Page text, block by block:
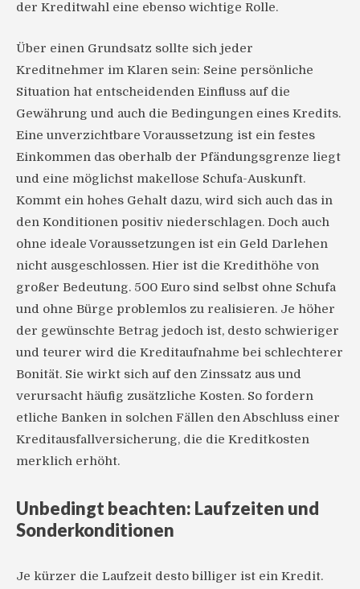
der Kreditwahl eine ebenso wichtige Rolle.
Über einen Grundsatz sollte sich jeder
Kreditnehmer im Klaren sein: Seine persönliche
Situation hat entscheidenden Einfluss auf die
Gewährung und auch die Bedingungen eines Kredits.
Eine unverzichtbare Voraussetzung ist ein festes
Einkommen das oberhalb der Pfändungsgrenze liegt
und eine möglichst makellose Schufa-Auskunft.
Kommt ein hohes Gehalt dazu, wird sich auch das in
den Konditionen positiv niederschlagen. Doch auch
ohne ideale Voraussetzungen ist ein Geld Darlehen
nicht ausgeschlossen. Hier ist die Kredithöhe von
großer Bedeutung. 500 Euro sind selbst ohne Schufa
und ohne Bürge problemlos zu realisieren. Je höher
der gewünschte Betrag jedoch ist, desto schwieriger
und teurer wird die Kreditaufnahme bei schlechterer
Bonität. Sie wirkt sich auf den Zinssatz aus und
verursacht häufig zusätzliche Kosten. So fordern
etliche Banken in solchen Fällen den Abschluss einer
Kreditausfallversicherung, die die Kreditkosten
merklich erhöht.
Unbedingt beachten: Laufzeiten und
Sonderkonditionen
Je kürzer die Laufzeit desto billiger ist ein Kredit.